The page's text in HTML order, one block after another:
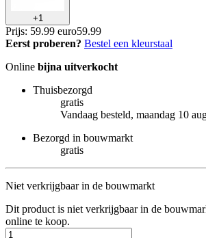
+1
Prijs: 59.99 euro59.99
Eerst proberen? Bestel een kleurstaal
Online bijna uitverkocht
Thuisbezorgd
gratis
Vandaag besteld, maandag 10
Bezorgd in bouwmarkt
gratis
Niet verkrijgbaar in de bouwmarkt
Dit product is niet verkrijgbaar in de
online te koop.